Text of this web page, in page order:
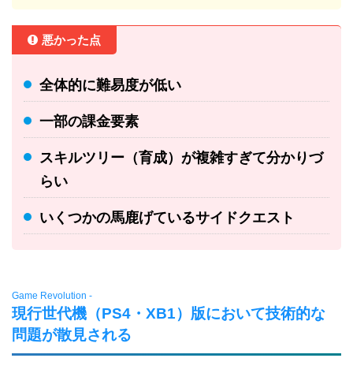
悪かった点
全体的に難易度が低い
一部の課金要素
スキルツリー（育成）が複雑すぎて分かりづ
らい
いくつかの馬鹿げているサイドクエスト
Game Revolution -
現行世代機（PS4・XB1）版において技術的な
問題が散見される